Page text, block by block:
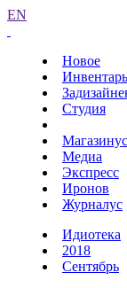
EN
Новое
Инвентарь
Студия
Магазинус
Медиа
Экспресс
Иронов
Журналус
Идиотека
2018
Сентябрь